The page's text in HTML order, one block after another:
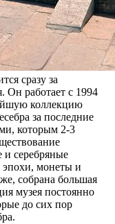
сразу за
Он работает с 1994
коллекцию
за последние
которым 2-3
и серебряные
монеты и
собрана большая
музея постоянно
до сих пор